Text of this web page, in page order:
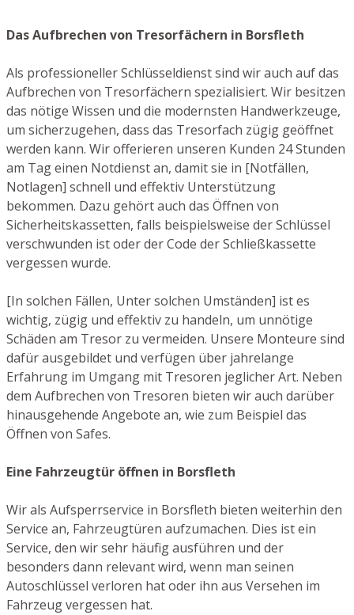
Das Aufbrechen von Tresorfächern in Borsfleth
Als professioneller Schlüsseldienst sind wir auch auf das
Aufbrechen von Tresorfächern spezialisiert. Wir besitzen
das nötige Wissen und die modernsten Handwerkzeuge,
um sicherzugehen, dass das Tresorfach zügig geöffnet
werden kann. Wir offerieren unseren Kunden 24 Stunden
am Tag einen Notdienst an, damit sie in [Notfällen,
Notlagen] schnell und effektiv Unterstützung
bekommen. Dazu gehört auch das Öffnen von
Sicherheitskassetten, falls beispielsweise der Schlüssel
verschwunden ist oder der Code der Schließkassette
vergessen wurde.
[In solchen Fällen, Unter solchen Umständen] ist es
wichtig, zügig und effektiv zu handeln, um unnötige
Schäden am Tresor zu vermeiden. Unsere Monteure sind
dafür ausgebildet und verfügen über jahrelange
Erfahrung im Umgang mit Tresoren jeglicher Art. Neben
dem Aufbrechen von Tresoren bieten wir auch darüber
hinausgehende Angebote an, wie zum Beispiel das
Öffnen von Safes.
Eine Fahrzeugtür öffnen in Borsfleth
Wir als Aufsperrservice in Borsfleth bieten weiterhin den
Service an, Fahrzeugtüren aufzumachen. Dies ist ein
Service, den wir sehr häufig ausführen und der
besonders dann relevant wird, wenn man seinen
Autoschlüssel verloren hat oder ihn aus Versehen im
Fahrzeug vergessen hat.